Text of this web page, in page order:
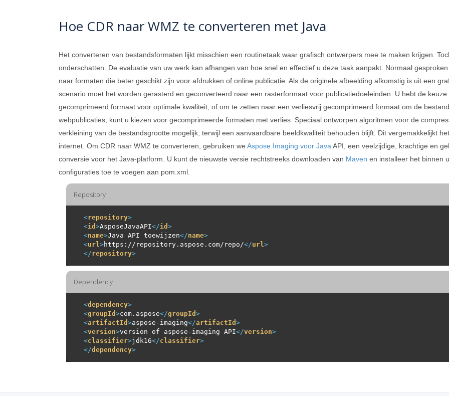
Hoe CDR naar WMZ te converteren met Java
Het converteren van bestandsformaten lijkt misschien een routinetaak waar grafisch ontwerpers mee te maken krijgen.
onderschatten. De evaluatie van uw werk kan afhangen van hoe snel en effectief u deze taak aanpakt. Normaal
naar formaten die beter geschikt zijn voor afdrukken of online publicatie. Als de originele afbeelding afkomstig is uit een
scenario moet het worden gerasterd en geconverteerd naar een rasterformaat voor publicatiedoeleinden. U hebt de
gecomprimeerd formaat voor optimale kwaliteit, of om te zetten naar een verliesvrij gecomprimeerd formaat om de
webpublicaties, kunt u kiezen voor gecomprimeerde formaten met verlies. Speciaal ontworpen algoritmen voor de
verkleining van de bestandsgrootte mogelijk, terwijl een aanvaardbare beeldkwaliteit behouden blijft. Dit vergemakkelijkt
internet. Om CDR naar WMZ te converteren, gebruiken we Aspose.Imaging voor Java API, een veelzijdige, krachtige en
conversie voor het Java-platform. U kunt de nieuwste versie rechtstreeks downloaden van Maven en installeer het binnen
configuraties toe te voegen aan pom.xml.
Repository
<repository>
<id >AsposeJavaAPI</id >
<name>Java API toewijzen</name>
<url>https://repository.aspose.com/repo/</url>
</repository>
Dependency
<dependency>
<groupId >com.aspose</groupId >
<artifactId >aspose-imaging</artifactId >
<version>version of aspose-imaging API</version>
<classifier>jdk16</classifier>
</dependency>